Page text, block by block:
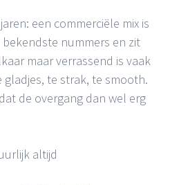
een commerciële mix is
nummers en zit
maar verrassend is vaak
gladjes, te strak, te smooth.
de overgang dan wel erg
altijd